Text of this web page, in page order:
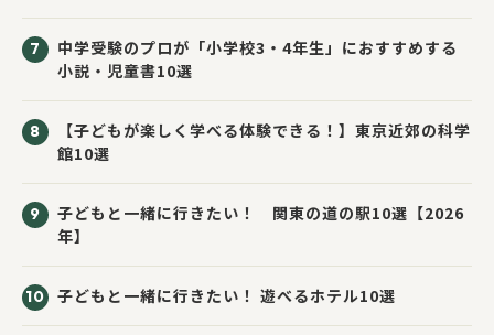
中学受験のプロが「小学校3・4年生」におすすめする
小説・児童書10選
【子どもが楽しく学べる体験できる！】東京近郊の科学
館10選
子どもと一緒に行きたい！ 関東の道の駅10選【2026
年】
子どもと一緒に行きたい！ 遊べるホテル10選